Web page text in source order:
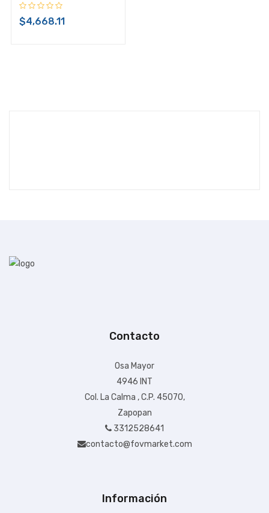
$52,253.21
Disponible:Sin Inventario
$4,668.11
Contacto
Osa Mayor
4946 INT
Col. La Calma , C.P. 45070,
Zapopan
3312528641
contacto@fovmarket.com
Información